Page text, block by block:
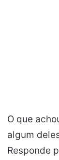
O que
algum
Responde